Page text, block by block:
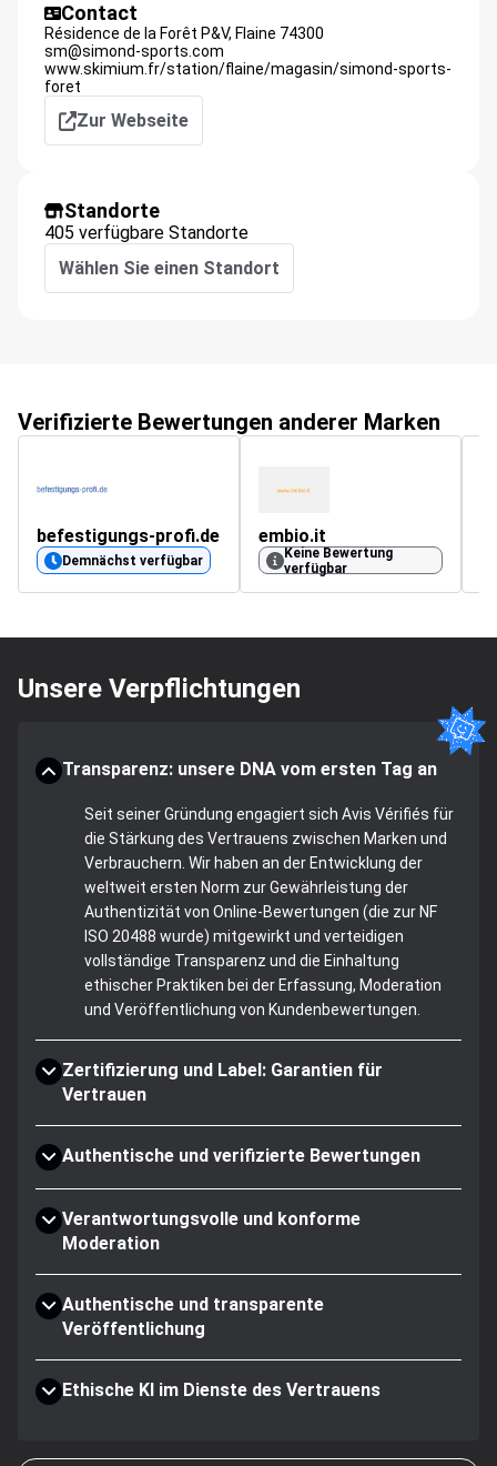
Contact
Résidence de la Forêt P&V, Flaine 74300
sm@simond-sports.com
www.skimium.fr/station/flaine/magasin/simond-sports-
foret
Zur Webseite
Standorte
405 verfügbare Standorte
Wählen Sie einen Standort
Verifizierte Bewertungen anderer Marken
befestigungs-profi.de
Demnächst verfügbar
embio.it
Keine Bewertung
verfügbar
Unsere Verpflichtungen
Transparenz: unsere DNA vom ersten Tag an
Seit seiner Gründung engagiert sich Avis Vérifiés für
die Stärkung des Vertrauens zwischen Marken und
Verbrauchern. Wir haben an der Entwicklung der
weltweit ersten Norm zur Gewährleistung der
Authentizität von Online-Bewertungen (die zur NF
ISO 20488 wurde) mitgewirkt und verteidigen
vollständige Transparenz und die Einhaltung
ethischer Praktiken bei der Erfassung, Moderation
und Veröffentlichung von Kundenbewertungen.
Zertifizierung und Label: Garantien für
Vertrauen
Authentische und verifizierte Bewertungen
Verantwortungsvolle und konforme
Moderation
Authentische und transparente
Veröffentlichung
Ethische KI im Dienste des Vertrauens